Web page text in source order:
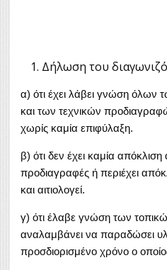
Δήλωση του
α) ότι έχει λάβει γνώση όλων
και των τεχνικών
χωρίς καμία επιφύλαξη.
β) ότι δεν έχει καμία απόκλιση
προδιαγραφές ή περιέχει
και αιτιολογεί.
γ) ότι έλαβε γνώση των
αναλαμβάνει να παραδώσει
προσδιορισμένο χρόνο ο